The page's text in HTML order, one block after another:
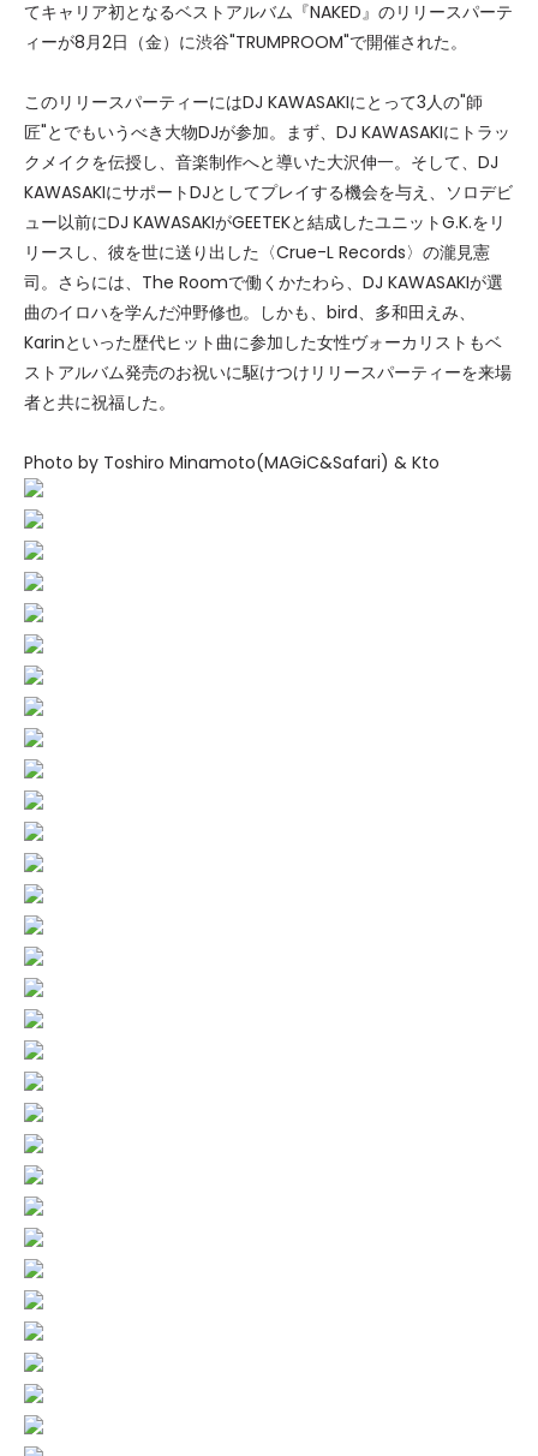
てキャリア初となるベストアルバム『NAKED』のリリースパーテ
ィーが8月2日（金）に渋谷"TRUMPROOM"で開催された。
このリリースパーティーにはDJ KAWASAKIにとって3人の"師
匠"とでもいうべき大物DJが参加。まず、DJ KAWASAKIにトラッ
クメイクを伝授し、音楽制作へと導いた大沢伸一。そして、DJ
KAWASAKIにサポートDJとしてプレイする機会を与え、ソロデビ
ュー以前にDJ KAWASAKIがGEETEKと結成したユニットG.K.をリ
リースし、彼を世に送り出した〈Crue-L Records〉の瀧見憲
司。さらには、The Roomで働くかたわら、DJ KAWASAKIが選
曲のイロハを学んだ沖野修也。しかも、bird、多和田えみ、
Karinといった歴代ヒット曲に参加した女性ヴォーカリストもベ
ストアルバム発売のお祝いに駆けつけリリースパーティーを来場
者と共に祝福した。
Photo by Toshiro Minamoto(MAGiC&Safari) & Kto